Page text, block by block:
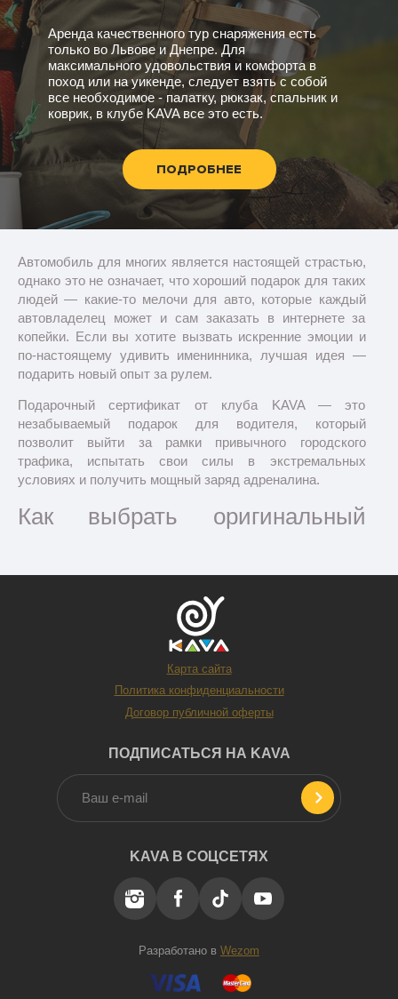
Аренда качественного тур снаряжения есть
только во Львове и Днепре. Для
максимального удовольствия и комфорта в
поход или на уикенде, следует взять с собой
все необходимое - палатку, рюкзак, спальник и
коврик, в клубе KAVA все это есть.
ПОДРОБНЕЕ
Автомобиль для многих является настоящей страстью,
однако это не означает, что хороший подарок для таких
людей — какие-то мелочи для авто, которые каждый
автовладелец может и сам заказать в интернете за
копейки. Если вы хотите вызвать искренние эмоции и
по-настоящему удивить именинника, лучшая идея —
подарить новый опыт за рулем.
Подарочный сертификат от клуба KAVA — это
незабываемый подарок для водителя, который
позволит выйти за рамки привычного городского
трафика, испытать свои силы в экстремальных
условиях и получить мощный заряд адреналина.
Как выбрать оригинальный
необычный подарок, стоит ориентироваться на
водительский опыт и характер человека. Тем, кто много
ездит по городу или часто бывает в дороге, больше
подойдут полезные курсы, которые помогут
если человек любит скорость, драйв и мечтает о ярких
эмоциях, отличным вариантом станет экстремальное
впечатление — например, заезд на треке или
Карта сайта
Политика конфиденциальности
Договор публичной оферты
ПОДПИСАТЬСЯ НА KAVA
KAVA В СОЦСЕТЯХ
Разработано в Wezom